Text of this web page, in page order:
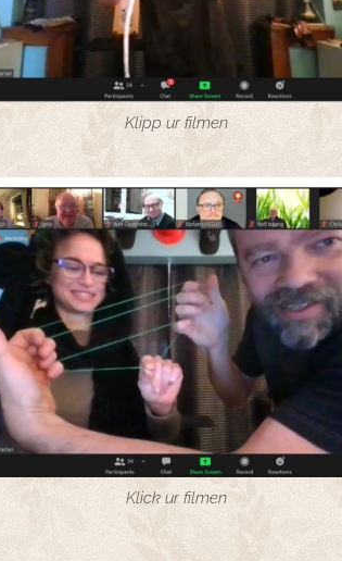
Klipp ur filmen
Klick ur filmen